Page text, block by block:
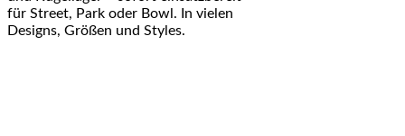
für Street, Park oder Bowl. In vielen
Designs, Größen und Styles.